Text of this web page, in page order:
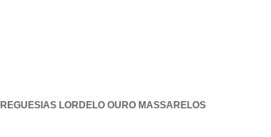
LORDELO OURO MASSARELOS